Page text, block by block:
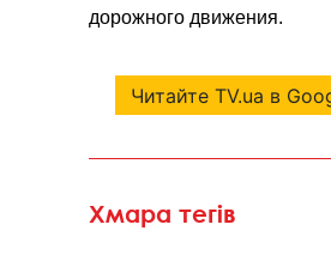
дорожного движения.
Читайте TV.ua в
Хмара тегів